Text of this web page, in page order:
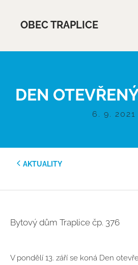
OBEC TRAPLICE
DEN
6. 9. 2021
AKTUALITY
Bytový dům Traplice čp. 376
V pondělí 13. září se koná Den